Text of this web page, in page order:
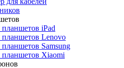
iPad
Lenovo
Samsung
Xiaomi